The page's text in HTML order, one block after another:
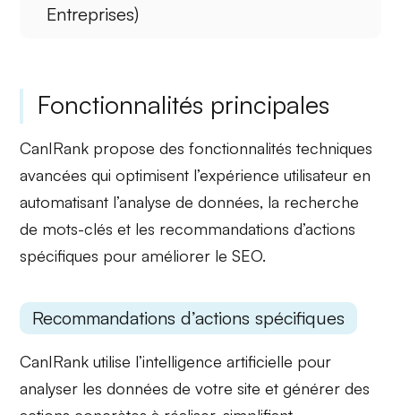
Entreprises)
Fonctionnalités principales
CanIRank propose des fonctionnalités techniques
avancées qui optimisent l’expérience utilisateur en
automatisant l’analyse de données, la recherche
de mots-clés et les recommandations d’actions
spécifiques pour améliorer le SEO.
Recommandations d’actions spécifiques
CanIRank utilise l’intelligence artificielle pour
analyser les données de votre site et générer des